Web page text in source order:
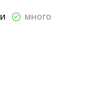
много